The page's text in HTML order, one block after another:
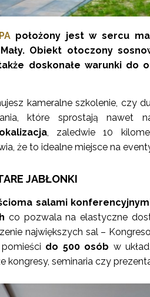
położony jest w sercu
Obiekt otoczony
doskonałe warunki do
kameralne szkolenie, czy
które sprostają nawet
, zaledwie 10
że to idealne miejsce na
JABŁONKI
salami
co pozwala na elastyczne
największych sal –
do 500 osób w
kongresy, seminaria czy